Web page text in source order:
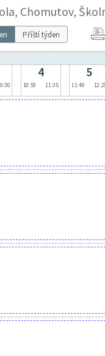
Chomutov,
Příští týden
4
10:50 11:35
5
11:40